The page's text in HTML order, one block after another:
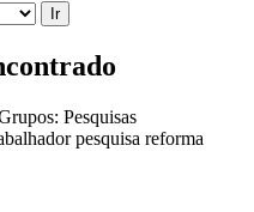
Ir
Pesquisas
pesquisa reforma